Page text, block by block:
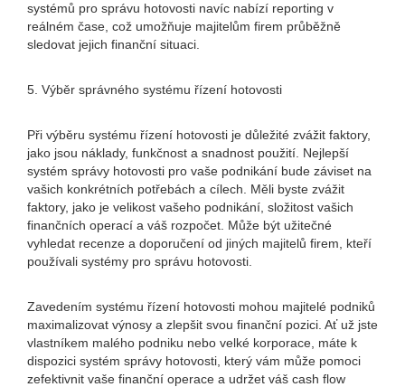
systémů pro správu hotovosti navíc nabízí reporting v
reálném čase, což umožňuje majitelům firem průběžně
sledovat jejich finanční situaci.
5. Výběr správného systému řízení hotovosti
Při výběru systému řízení hotovosti je důležité zvážit faktory,
jako jsou náklady, funkčnost a snadnost použití. Nejlepší
systém správy hotovosti pro vaše podnikání bude záviset na
vašich konkrétních potřebách a cílech. Měli byste zvážit
faktory, jako je velikost vašeho podnikání, složitost vašich
finančních operací a váš rozpočet. Může být užitečné
vyhledat recenze a doporučení od jiných majitelů firem, kteří
používali systémy pro správu hotovosti.
Zavedením systému řízení hotovosti mohou majitelé podniků
maximalizovat výnosy a zlepšit svou finanční pozici. Ať už jste
vlastníkem malého podniku nebo velké korporace, máte k
dispozici systém správy hotovosti, který vám může pomoci
zefektivnit vaše finanční operace a udržet váš cash flow